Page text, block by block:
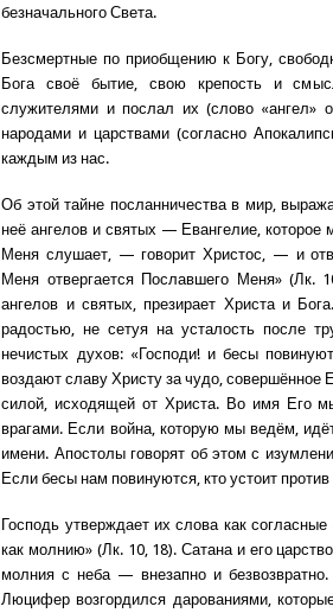
безначального Света.
Безсмертные по приобщению к Богу,
Бога своё бытие, свою крепость и
служителями и послал их (слово «ангел»
народами и царствами (согласно
каждым из нас.
Об этой тайне посланничества в мир,
неё ангелов и святых — Евангелие,
Меня слушает, — говорит Христос, — и
Меня отвергается Пославшего Меня» (Лк.
ангелов и святых, презирает Христа и
радостью, не сетуя на усталость после
нечистых духов: «Господи! и бесы
воздают славу Христу за чудо,
силой, исходящей от Христа. Во имя Его
врагами. Если война, которую мы ведём,
имени. Апостолы говорят об этом с
Если бесы нам повинуются, кто устоит против
Господь утверждает их слова как
как молнию» (Лк. 10, 18). Сатана и его
молния с неба — внезапно и
Люцифер возгордился дарованиями,